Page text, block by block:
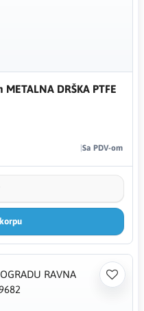
DRŠKA PTFE
Sa PDV-om